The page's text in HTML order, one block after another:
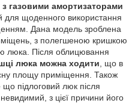
з газовими амортизаторами
для щоденного використання
Дана модель зроблена
з полегшеною кришкою
люка. Після облицювання
люка можна ходити , що в
площу приміщення. Також
підлоговий люк після
з цієї причини його